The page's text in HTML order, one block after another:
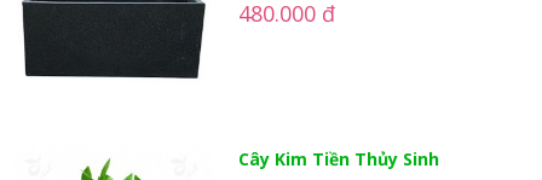
480.000 đ
Cây Kim Tiền Thủy Sinh